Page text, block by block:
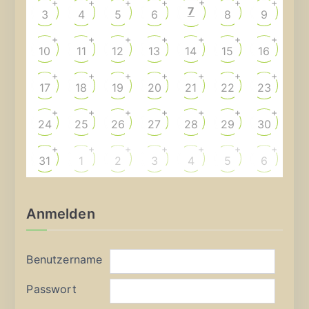
3
+
4
+
5
+
6
+
7 8
+
9
+
10
+
11
+
12
+
13
+
14
+
15
+
16
+
17
+
18
+
19
+
20
+
21
+
22
+
23
+
24
+
25
+
26
+
27
+
28
+
29
+
30
+
31
+
1
+
2
+
3
+
4
+
5
+
6
+
Anmelden
Benutzername
Passwort